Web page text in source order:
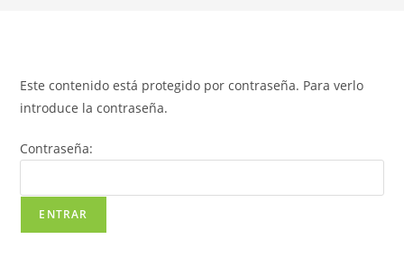
Este contenido está protegido por contraseña. Para verlo
introduce la contraseña.
Contraseña: